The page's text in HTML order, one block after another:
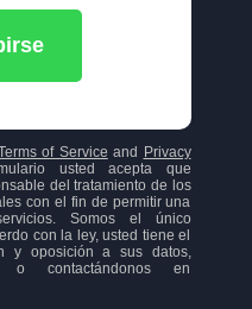
of Service and
Privacy
usted acepta que
del tratamiento de los
con el fin de permitir una
Somos el único
con la ley, usted tiene el
y oposición a sus datos,
contactándonos en